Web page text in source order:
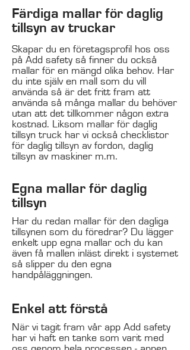
Färdiga mallar för daglig
tillsyn av truckar
Skapar du en företagsprofil hos oss
på Add safety så finner du också
mallar för en mängd olika behov. Har
du inte själv en mall som du vill
använda så är det fritt fram att
använda så många mallar du behöver
utan att det tillkommer någon extra
kostnad. Liksom mallar för daglig
tillsyn truck har vi också checklistor
för daglig tillsyn av fordon, daglig
tillsyn av maskiner m.m.
Egna mallar för daglig
tillsyn
Har du redan mallar för den dagliga
tillsynen som du föredrar? Du lägger
enkelt upp egna mallar och du kan
även få mallen inläst direkt i systemet
så slipper du den egna
handpåläggningen.
Enkel att förstå
När vi tagit fram vår app Add safety
har vi haft en tanke som varit med